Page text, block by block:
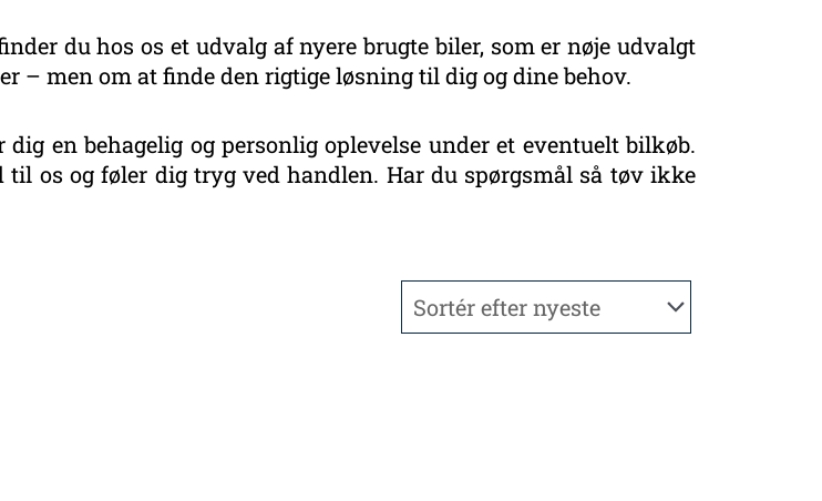
du hos os et udvalg af nyere brugte biler, som er nøje udvalgt
– men om at finde den rigtige løsning til dig og dine behov.
en behagelig og personlig oplevelse under et eventuelt bilkøb.
os og føler dig tryg ved handlen. Har du spørgsmål så tøv ikke